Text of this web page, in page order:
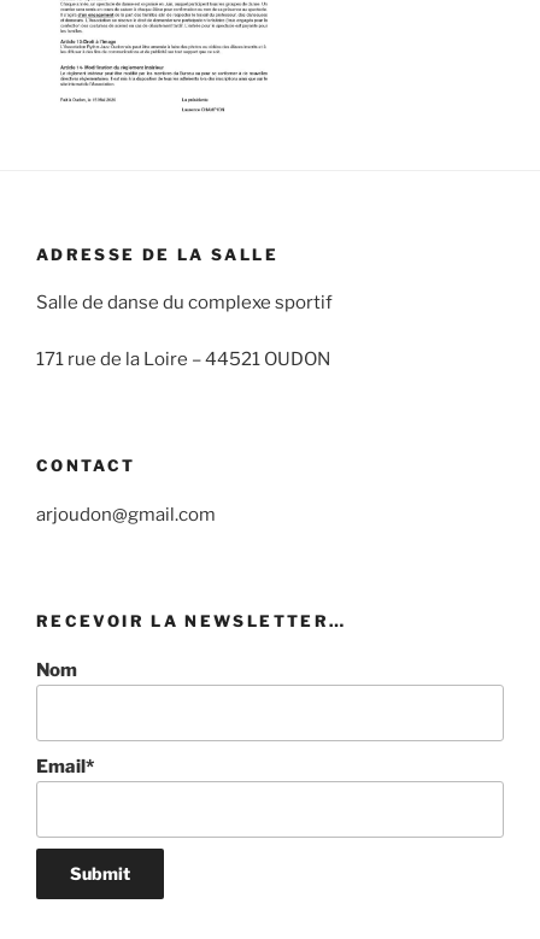
ADRESSE DE LA SALLE
Salle de danse du complexe sportif
171 rue de la Loire –44521 OUDON
CONTACT
arjoudon@gmail.com
RECEVOIR LA NEWSLETTER…
Nom
Email*